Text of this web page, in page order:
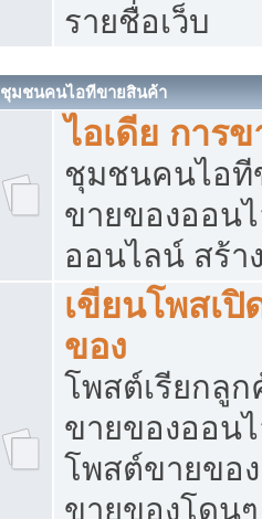
รายชื่อเว็บ
ชุมชนคนไอทีขายสินค้า
ไอเดีย การ
ชุมชนคนไอที
ขายของออน
ออนไลน์ สร้า
เขียนโพสเปิ
ของ
โพสต์เรียกลู
ขายของออน
โพสต์ขายขอ
ขายของโดน